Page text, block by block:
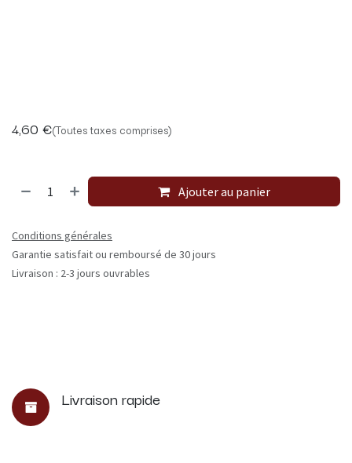
4,60 €(Toutes taxes comprises)
Ajouter au panier
Conditions générales
Garantie satisfait ou remboursé de 30 jours
Livraison : 2-3 jours ouvrables
Livraison rapide